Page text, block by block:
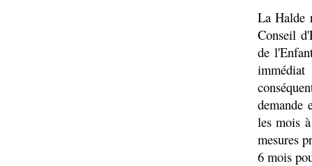
La Halde
Conseil
de
demande
les mois
mesures
6 mois